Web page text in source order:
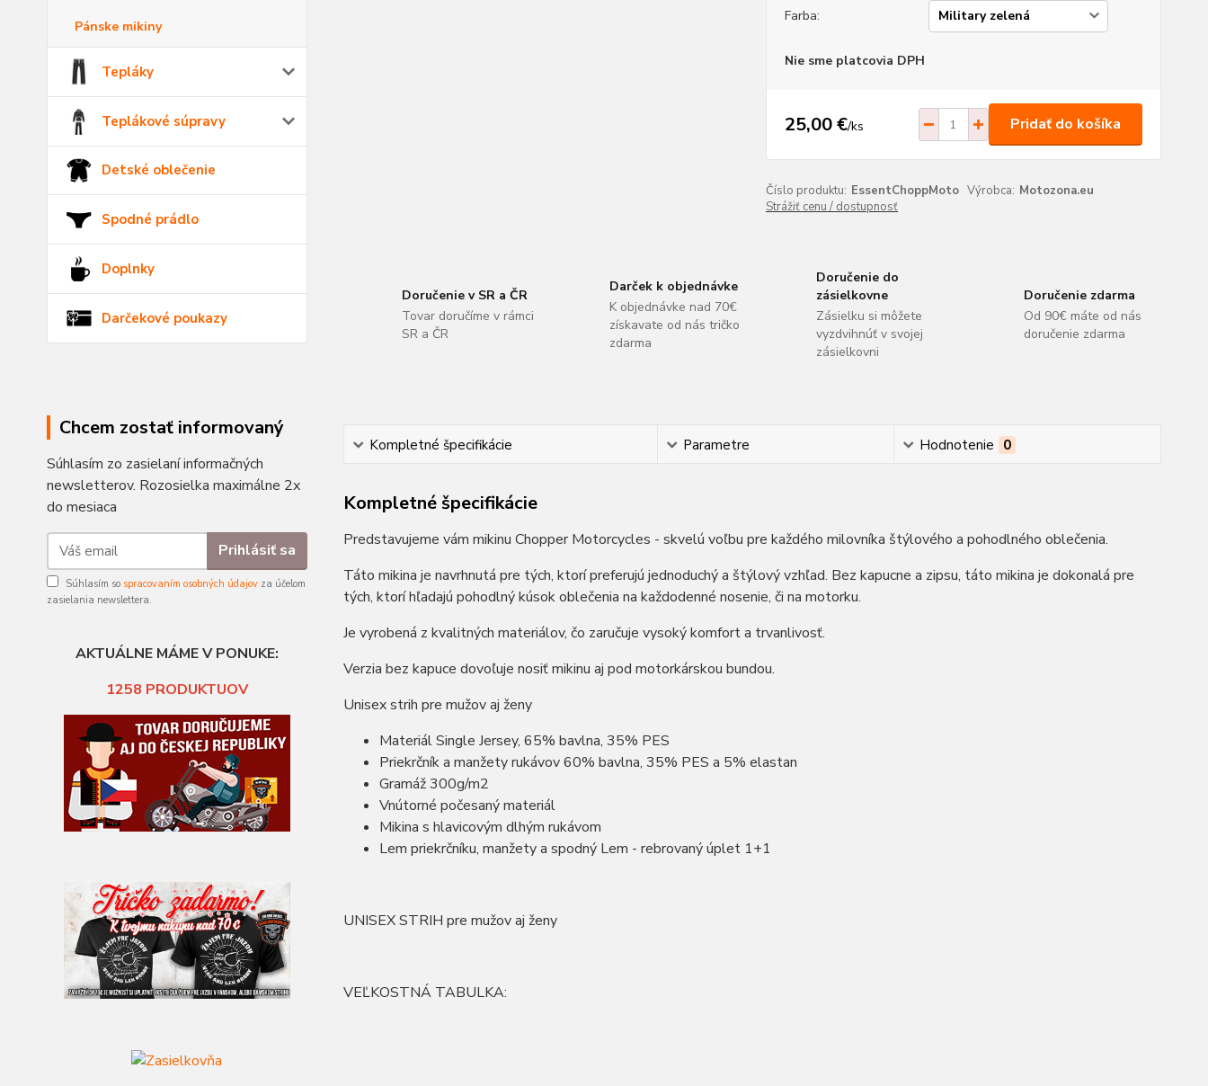
Pánske mikiny
Tepláky
Teplákové súpravy
Detské oblečenie
Spodné prádlo
Doplnky
Darčekové poukazy
Chcem zostať informovaný
Súhlasím zo zasielaní informačných
newsletterov. Rozosielka maximálne 2x
do mesiaca
Prihlásiť sa
Súhlasím so spracovaním osobných údajov za účelom
zasielania newslettera.
AKTUÁLNE MÁME V PONUKE:
1258 PRODUKTUOV
Farba:
Nie sme platcovia DPH
25,00 €/ks Pridať do košíka
Číslo produktu: EssentChoppMoto Výrobca: Motozona.eu
Strážiť cenu / dostupnosť
Doručenie v SR a ČR
Tovar doručíme v rámci
SR a ČR
Darček k objednávke
K objednávke nad 70€
získavate od nás tričko
zdarma
Doručenie do
zásielkovne
Zásielku si môžete
vyzdvihnúť v svojej
zásielkovni
Doručenie zdarma
Od 90€ máte od nás
doručenie zdarma
Kompletné špecifikácie Parametre Hodnotenie 0
Kompletné špecifikácie
Predstavujeme vám mikinu Chopper Motorcycles - skvelú voľbu pre každého milovníka štýlového a pohodlného oblečenia.
Táto mikina je navrhnutá pre tých, ktorí preferujú jednoduchý a štýlový vzhľad. Bez kapucne a zipsu, táto mikina je dokonalá pre
tých, ktorí hľadajú pohodlný kúsok oblečenia na každodenné nosenie, či na motorku.
Je vyrobená z kvalitných materiálov, čo zaručuje vysoký komfort a trvanlivosť.
Verzia bez kapuce dovoľuje nosiť mikinu aj pod motorkárskou bundou.
Unisex strih pre mužov aj ženy
Materiál Single Jersey, 65% bavlna, 35% PES
Priekrčník a manžety rukávov 60% bavlna, 35% PES a 5% elastan
Gramáž 300g/m2
Vnútorné počesaný materiál
Mikina s hlavicovým dlhým rukávom
Lem priekrčníku, manžety a spodný Lem - rebrovaný úplet 1+1
UNISEX STRIH pre mužov aj ženy
VEĽKOSTNÁ TABULKA: